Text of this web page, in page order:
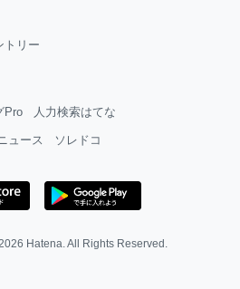
トリー
Pro 人力検索はてな
ュース ソレドコ
Hatena . All Rights Reserved.